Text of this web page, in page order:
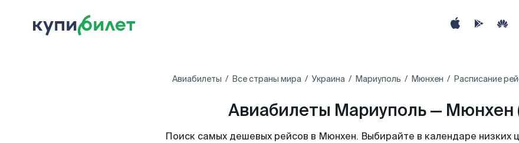
Авиабилеты Все страны мира Украина Мариуполь Мюнхен Расписание
Авиабилеты Мариуполь — Мюнхен
Поиск самых дешевых рейсов в Мюнхен. Выбирайте в календаре низких